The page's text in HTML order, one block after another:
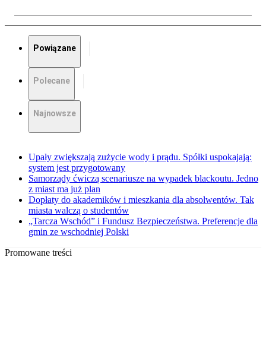
Powiązane
Polecane
Najnowsze
Upały zwiększają zużycie wody i prądu. Spółki uspokajają:
system jest przygotowany
Samorządy ćwiczą scenariusze na wypadek blackoutu. Jedno
z miast ma już plan
Dopłaty do akademików i mieszkania dla absolwentów. Tak
miasta walczą o studentów
„Tarcza Wschód” i Fundusz Bezpieczeństwa. Preferencje dla
gmin ze wschodniej Polski
Promowane treści